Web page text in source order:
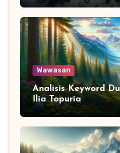
Wawasan
Analisis Keyword
Ilia Topuria